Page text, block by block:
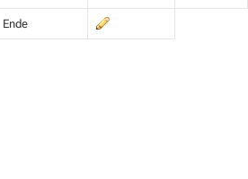
Ende